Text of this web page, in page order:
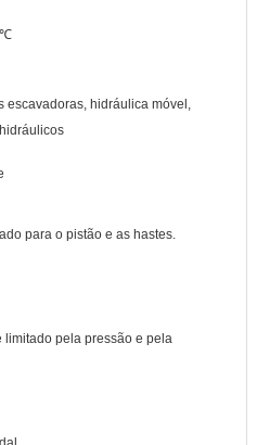
escavadoras, hidráulica móvel,
para o pistão e as hastes.
limitado pela pressão e pela